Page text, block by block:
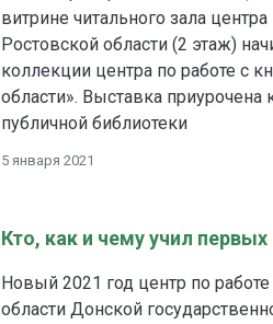
витрине читального зала
Ростовской области (2 этаж)
коллекции центра по работе с
области». Выставка
публичной библиотеки
5 января 2021
Кто, как и чему учил
Новый 2021 год центр по
области Донской